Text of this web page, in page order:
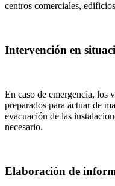
centros comerciales,
Intervención en
En caso de emergencia, los
preparados para actuar de
evacuación de las
necesario.
Elaboración de